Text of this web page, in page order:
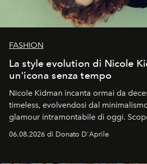
FASHION
La style evolution di Nicole
un'icona senza tempo
Nicole Kidman incanta ormai da
timeless, evolvendosi dal
glamour intramontabile di oggi.
06.08.2026 di Donato D'Aprile